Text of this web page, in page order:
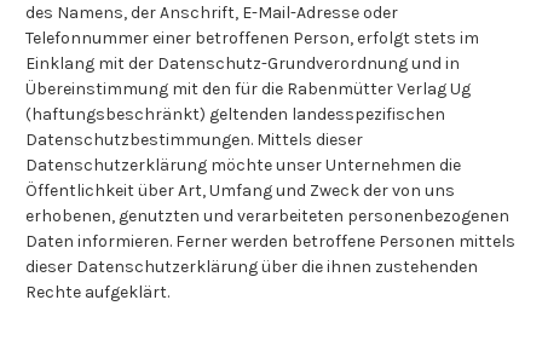
des Namens, der Anschrift, E-Mail-Adresse oder
Telefonnummer einer betroffenen Person, erfolgt stets im
Einklang mit der Datenschutz-Grundverordnung und in
Übereinstimmung mit den für die Rabenmütter Verlag Ug
(haftungsbeschränkt) geltenden landesspezifischen
Datenschutzbestimmungen. Mittels dieser
Datenschutzerklärung möchte unser Unternehmen die
Öffentlichkeit über Art, Umfang und Zweck der von uns
erhobenen, genutzten und verarbeiteten personenbezogenen
Daten informieren. Ferner werden betroffene Personen mittels
dieser Datenschutzerklärung über die ihnen zustehenden
Rechte aufgeklärt.